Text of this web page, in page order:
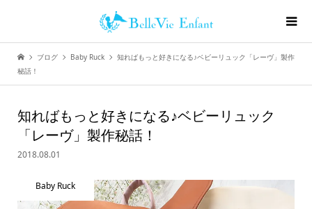
ブログ Baby Ruck
知ればもっと好きになる♪ベビーリュック「レーヴ」製作
秘話！
知ればもっと好きになる♪ベビーリュック
「レーヴ」製作秘話！
2018.08.01
Baby Ruck